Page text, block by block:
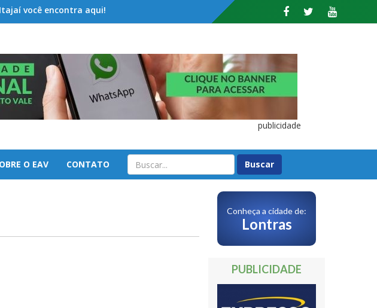
você encontra aqui!
publicidade
O EAV CONTATO
Conheça a cidade de:
Lontras
PUBLICIDADE